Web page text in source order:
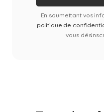
En soumettant vos
politique de
vous